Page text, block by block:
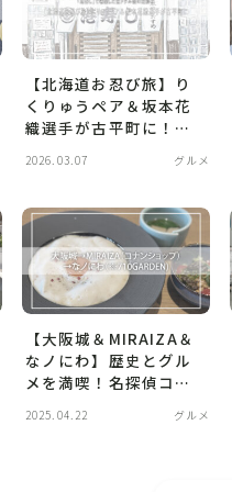
【北海道お忍び旅】り
くりゅうペア＆坂本花
織選手が古平町に！
金メダル級の海鮮丼
2026.03.07 グルメ
【大阪城＆MIRAIZA＆
なノにわ】歴史とグル
メを満喫！名探偵コナ
ボナーラの街歩きモデ
2025.04.22 グルメ